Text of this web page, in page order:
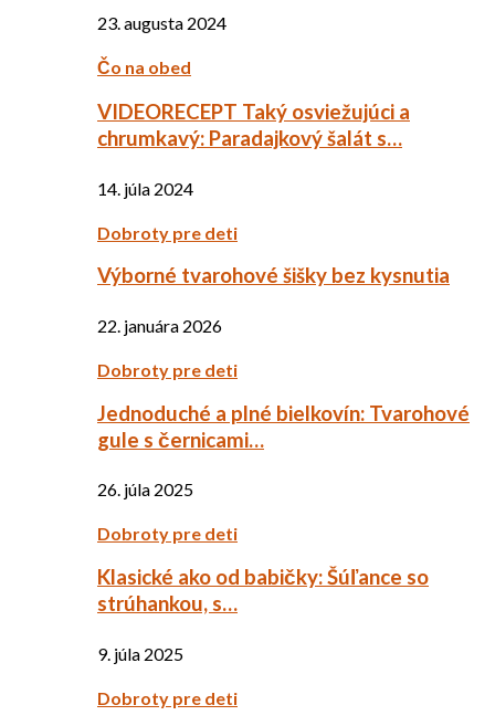
23. augusta 2024
Čo na obed
VIDEORECEPT Taký osviežujúci a
chrumkavý: Paradajkový šalát s…
14. júla 2024
Dobroty pre deti
Výborné tvarohové šišky bez kysnutia
22. januára 2026
Dobroty pre deti
Jednoduché a plné bielkovín: Tvarohové
gule s černicami…
26. júla 2025
Dobroty pre deti
Klasické ako od babičky: Šúľance so
strúhankou, s…
9. júla 2025
Dobroty pre deti